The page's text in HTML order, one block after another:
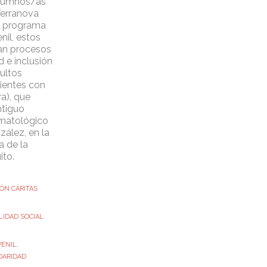
programa
estos
procesos
e inclusión
con
que
en la
de la
CÁRITAS
SOCIAL
,